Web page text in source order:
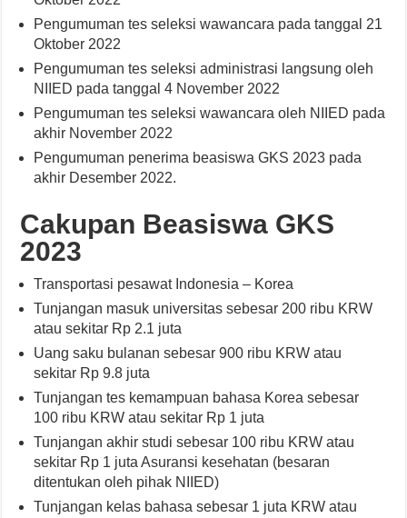
Pengumuman tes seleksi wawancara pada tanggal 21
Oktober 2022
Pengumuman tes seleksi administrasi langsung oleh
NIIED pada tanggal 4 November 2022
Pengumuman tes seleksi wawancara oleh NIIED pada
akhir November 2022
Pengumuman penerima beasiswa GKS 2023 pada
akhir Desember 2022.
Cakupan Beasiswa GKS
2023
Transportasi pesawat Indonesia – Korea
Tunjangan masuk universitas sebesar 200 ribu KRW
atau sekitar Rp 2.1 juta
Uang saku bulanan sebesar 900 ribu KRW atau
sekitar Rp 9.8 juta
Tunjangan tes kemampuan bahasa Korea sebesar
100 ribu KRW atau sekitar Rp 1 juta
Tunjangan akhir studi sebesar 100 ribu KRW atau
sekitar Rp 1 juta Asuransi kesehatan (besaran
ditentukan oleh pihak NIIED)
Tunjangan kelas bahasa sebesar 1 juta KRW atau